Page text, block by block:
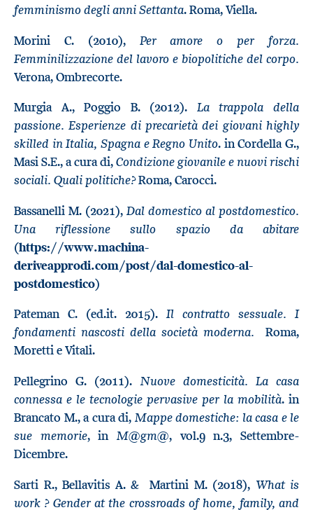
femminismo degli anni Settanta. Roma, Viella.
Morini C. (2010), Per amore o per forza.
Femminilizzazione del lavoro e biopolitiche del corpo.
Verona, Ombrecorte.
Murgia A., Poggio B. (2012). La trappola della
passione. Esperienze di precarietà dei giovani highly
skilled in Italia, Spagna e Regno Unito. in Cordella G.,
Masi S.E., a cura di,Condizione giovanile e nuovi rischi
sociali. Quali politiche?Roma, Carocci.
Bassanelli M. (2021), Dal domestico al postdomestico.
Una riflessione sullo spazio da abitare
(https://www.machina-
deriveapprodi.com/post/dal-domestico-al-
postdomestico)
Pateman C. (ed.it. 2015).Il contratto sessuale. I
fondamenti nascosti della società moderna.
Roma,
Moretti e Vitali.
Pellegrino G. (2011).Nuove domesticità. La casa
connessa e le tecnologie pervasive per la mobilità. in
Brancato M., a cura di, Mappe domestiche: la casa e le
sue memorie, inM@gm@, vol.9 n.3, Settembre-
Dicembre.
Sarti R., Bellavitis A. & Martini M. (2018), What is
work ? Gender at the crossroads of home, family, and